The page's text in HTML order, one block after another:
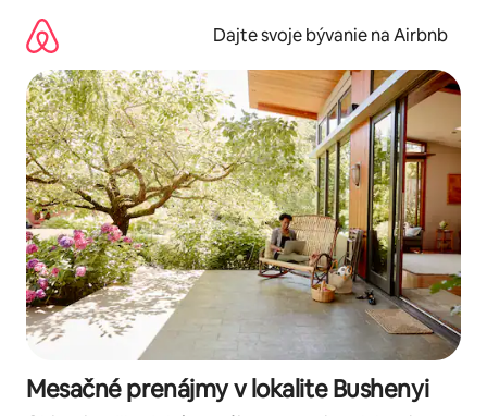
obsah.
Dajte svoje bývanie na Airbnb
Mesačné prenájmy v lokalite Bushenyi